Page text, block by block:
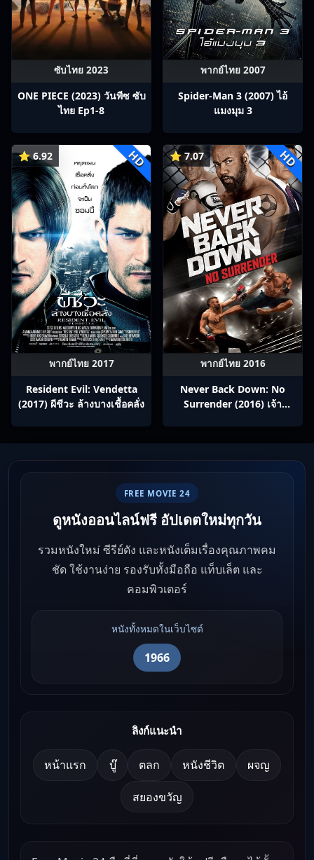
ซับไทย 2023
ONE PIECE (2023) วันพีซ ซับ
ไทย Ep1-8
พากย์ไทย 2007
Spider-Man 3 (2007) ไอ้
แมงมุม 3
⭐ 6.92 HD
พากย์ไทย 2017
Resident Evil: Vendetta
(2017) ผีชีวะ ล้างบางเชื้อคลั่ง
⭐ 7.07 HD
พากย์ไทย 2016
Never Back Down: No
Surrender (2016) เจ้า
FREE MOVIE 24
ดูหนังออนไลน์ฟรี อัปเดตใหม่ทุกวัน
รวมหนังใหม่ ซีรีย์ดัง และหนังเต็มเรื่องคุณภาพคม
ชัด ใช้งานง่าย รองรับทั้งมือถือ แท็บเล็ต และ
คอมพิวเตอร์
หนังทั้งหมดในเว็บไซต์
1966
ลิงก์แนะนำ
หน้าแรก บู๊ ตลก หนังชีวิต ผจญ
สยองขวัญ